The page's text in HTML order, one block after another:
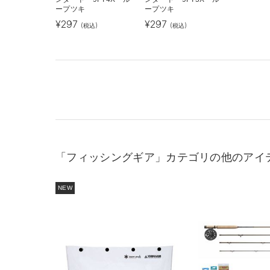
ープツキ
¥297 (税込)
ープツキ
¥297 (税込)
「フィッシングギア」カテゴリの他のアイ
NEW